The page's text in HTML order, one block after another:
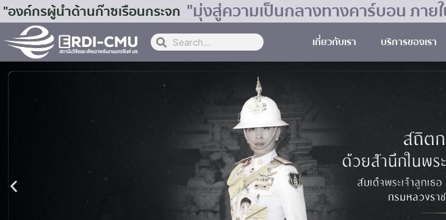
"องค์กรผู้นำด้านก๊าซเรือนกระจก "มุ่งสู่ความเป็นกลางทางคาร์บอน ภาย
เกี่ยวกับเรา บริการของเรา